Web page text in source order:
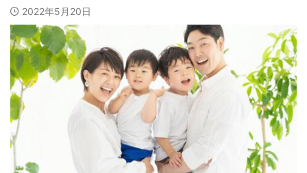
2022年5月20日